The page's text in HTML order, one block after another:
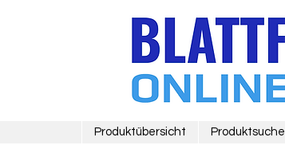
Produktübersicht Produktsuche